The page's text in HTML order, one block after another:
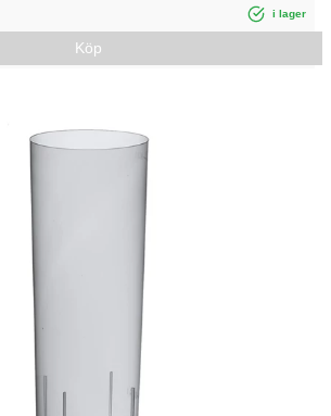
i lager
Köp